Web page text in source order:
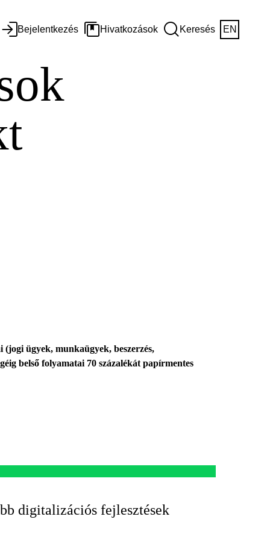
Bejelentkezés Hivatkozások Keresés EN
ügyek, munkaügyek, beszerzés,
belső folyamatai 70 százalékát papírmentes
digitalizációs fejlesztések